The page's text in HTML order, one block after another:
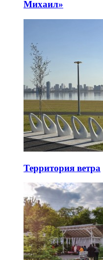
Михаил»
Территория ветра